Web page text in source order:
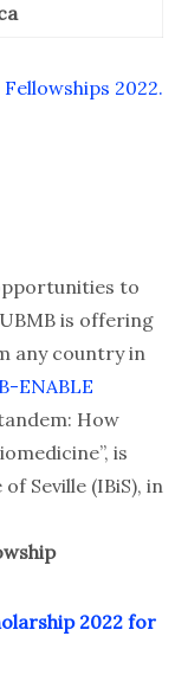
Fellowships 2022.
to
is offering
any country in
ENABLE
How
is
Seville (IBiS), in
2022 for